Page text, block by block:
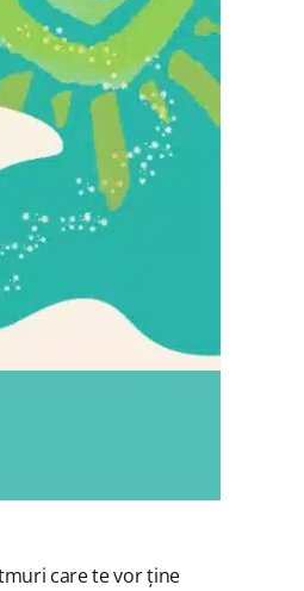
care te vor ține